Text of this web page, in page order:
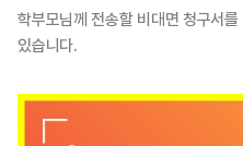
학부모님께 전송할 비대면 청구서
있습니다.